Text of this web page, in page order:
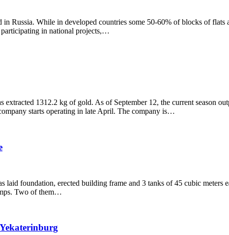
Russia. While in developed countries some 50-60% of blocks of
participating in national projects,…
1312.2 kg of gold. As of September 12, the current season
starts operating in late April. The company is…
laid foundation, erected building frame and 3 tanks of 45 cubic
Two of them…